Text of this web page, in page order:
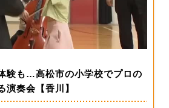
験も…高松市の小学校でプロの
演奏会【香川】